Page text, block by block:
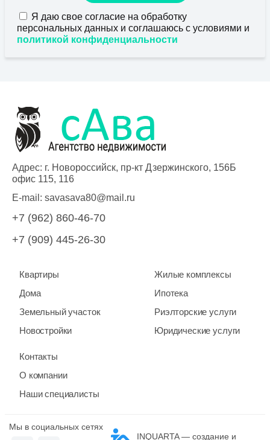
Я даю свое согласие на обработку
персональных данных и соглашаюсь с условиями и
политикой конфиденциальности
Адрес: г. Новороссийск, пр-кт Дзержинского, 156Б
офис 115, 116
E-mail: savasava80@mail.ru
+7 (962) 860-46-70
+7 (909) 445-26-30
Квартиры
Дома
Земельный участок
Новостройки
Жилые комплексы
Ипотека
Риэлторские услуги
Юридические услуги
Контакты
О компании
Наши специалисты
Мы в социальных сетях
INQUARTA — создание и